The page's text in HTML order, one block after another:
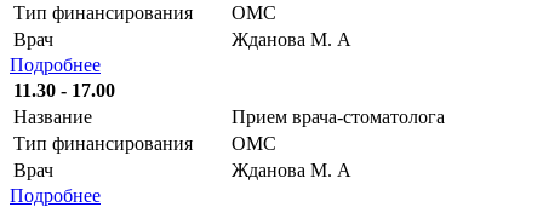
Тип финансирования
ОМС
Врач
Жданова М. А
Подробнее
11.30 - 17.00
Название
Прием врача-стоматолога
Тип финансирования
ОМС
Врач
Жданова М. А
Подробнее